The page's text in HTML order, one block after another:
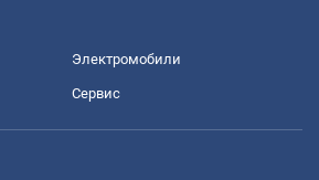
Электромобили
Сервис